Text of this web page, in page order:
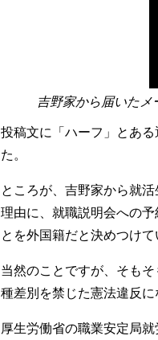
吉野家から届いた
投稿文に「ハーフ」とあ
た。
ところが、吉野家から就
理由に、就職説明会への
とを外国籍だと決めつけて
当然のことですが、そも
種差別を禁じた憲法違反に
厚生労働省の職業安定局